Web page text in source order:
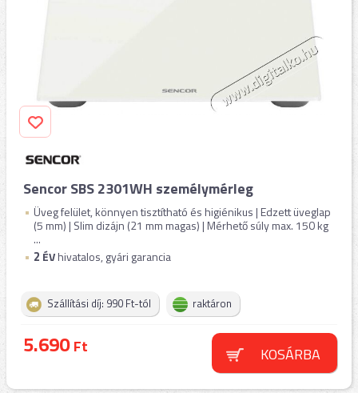
Sencor SBS 2301WH személymérleg
Üveg felület, könnyen tisztítható és higiénikus | Edzett üveglap
(5 mm) | Slim dizájn (21 mm magas) | Mérhető súly max. 150 kg
...
2 ÉVhivatalos, gyári garancia
Szállítási díj: 990 Ft-tól raktáron
5.690Ft KOSÁRBA